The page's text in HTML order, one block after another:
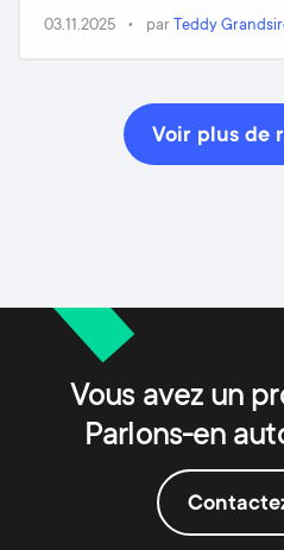
03.11.2025 par Teddy
Voir plus de
Vous avez un
Parlons-en